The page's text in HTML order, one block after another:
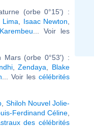
(orbe 0°15') :
Lima Isaac Newton
... Voir les
Mars (orbe 0°53') :
,Zendaya
Blake
... Voir les célébrités
Shiloh Nouvel Jolie-
Ferdinand Céline
des célébrités